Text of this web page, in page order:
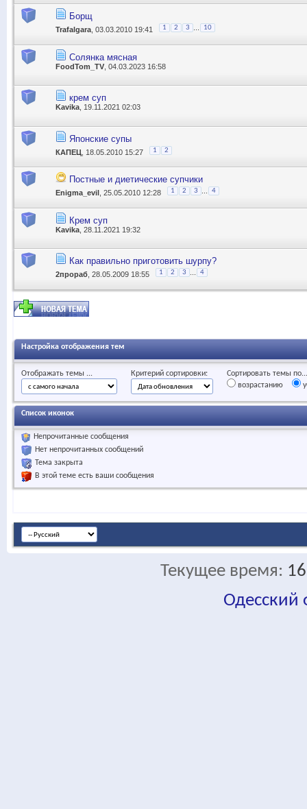
Борщ
Trafalgara , 03.03.2010 19:41 1 2 3 10
Солянка мясная
FoodTom_TV , 04.03.2023 16:58
крем суп
Kavika , 19.11.2021 02:03
Японские супы
КАПЕЦ , 18.05.2010 15:27 1 2
Постные и диетические супчики
Enigma_evil , 25.05.2010 12:28 1 2 3 4
Крем суп
Kavika , 28.11.2021 19:32
Как правильно приготовить шурпу?
2прораб , 28.05.2009 18:55 1 2 3 4
Настройка отображения тем
Отображать темы ... Критерий сортировки:
Сортировать темы по...
возрастанию
Список иконок
Непрочитанные сообщения
Нет непрочитанных сообщений
Тема закрыта
В этой теме есть ваши сообщения
Текущее время:
Одесский